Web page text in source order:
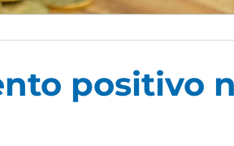
positivo